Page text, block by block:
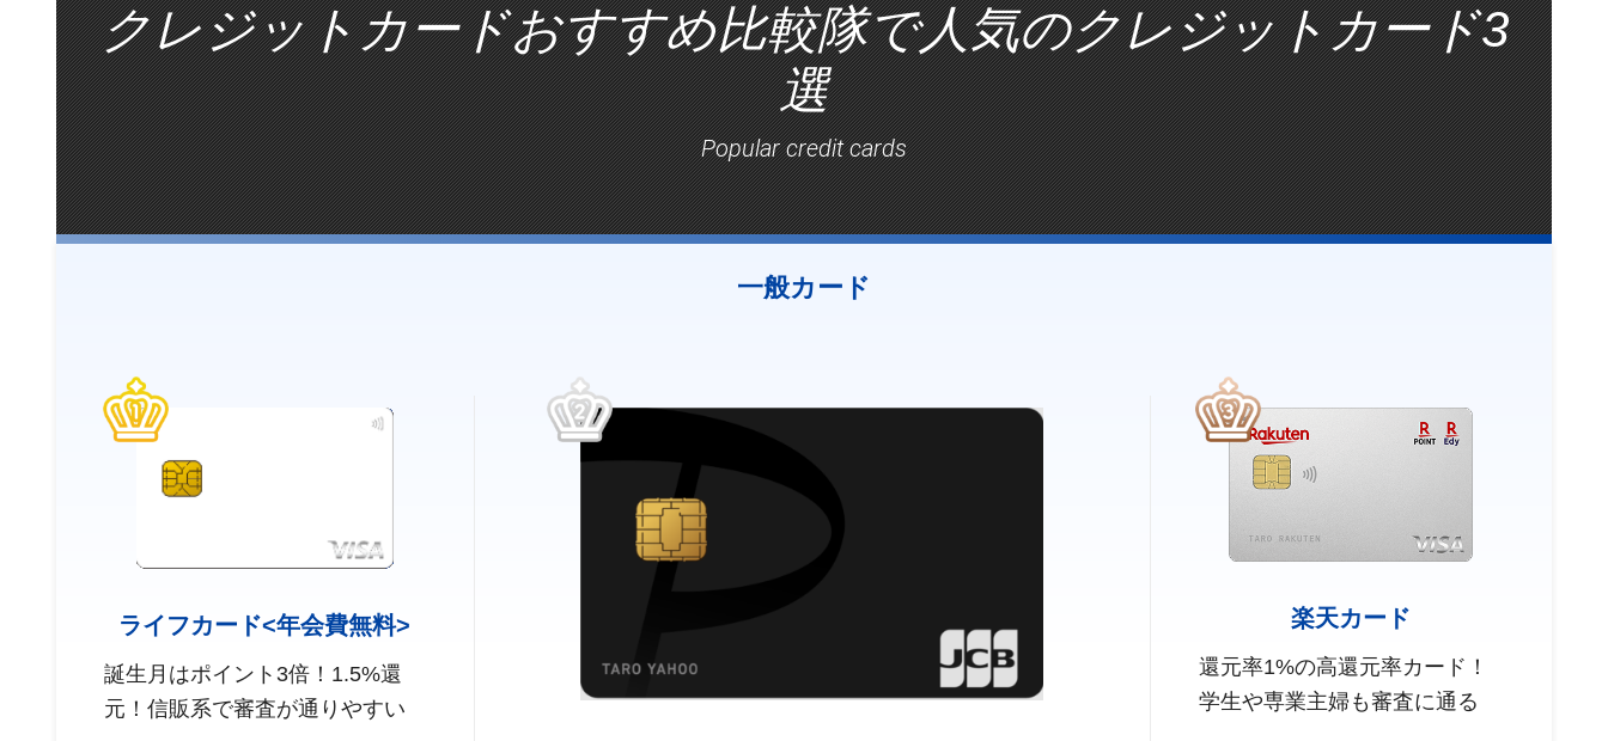
クレジットカードおすすめ比較隊で人気のクレジットカード3
選
Popular credit cards
一般カード
ライフカード<年会費無料>
誕生月はポイント3倍！1.5%還
元！信販系で審査が通りやすい
楽天カード
還元率1%の高還元率カード！
学生や専業主婦も審査に通る